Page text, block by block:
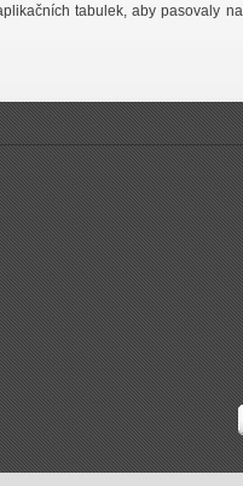
tabulek, aby pasovaly